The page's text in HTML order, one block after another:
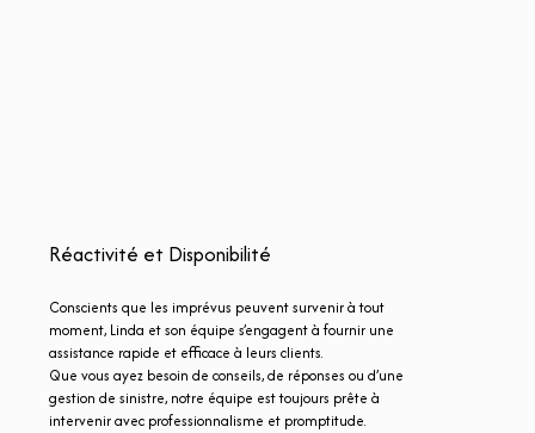
Réactivité et Disponibilité
Conscients que les imprévus peuvent survenir à tout
moment, Linda et son équipe s’engagent à fournir une
assistance rapide et efficace à leurs clients.
Que vous ayez besoin de conseils, de réponses ou d’une
gestion de sinistre, notre équipe est toujours prête à
intervenir avec professionnalisme et promptitude.